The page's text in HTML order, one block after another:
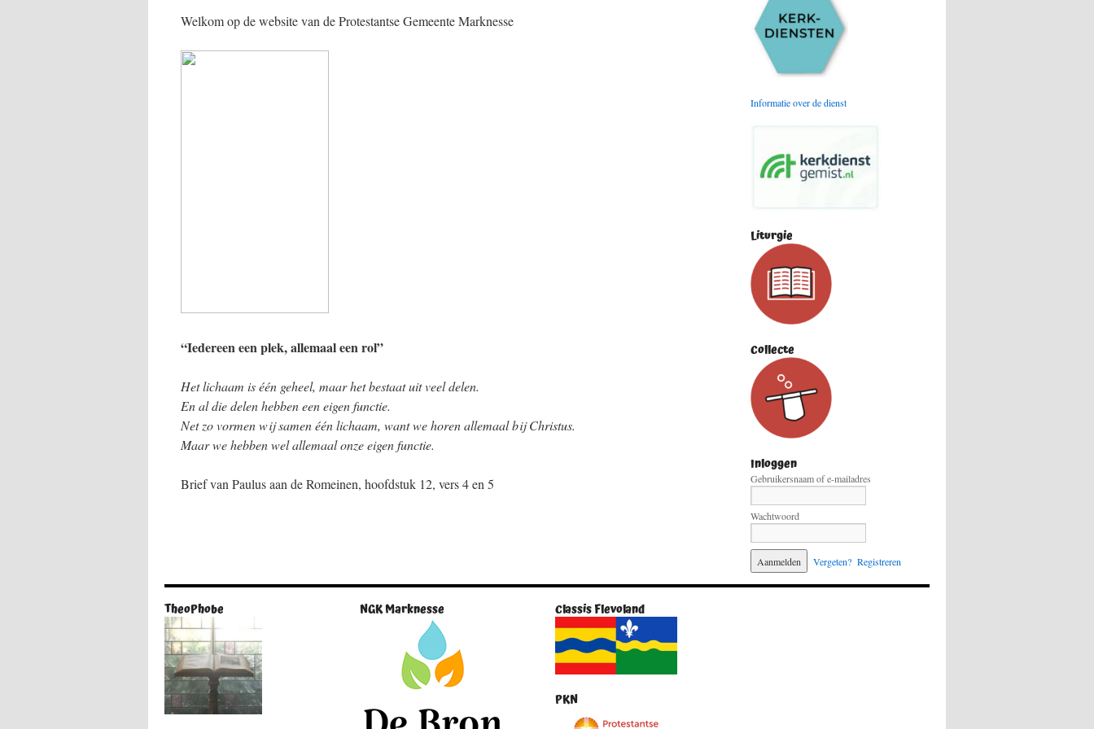
Welkom op de website van de Protestantse Gemeente Marknesse
“Iedereen een plek, allemaal een rol”
Het lichaam is één geheel, maar het bestaat uit veel delen.
En al die delen hebben een eigen functie.
Net zo vormen wij samen één lichaam, want we horen allemaal bij ​Christus.
Maar we hebben wel allemaal onze eigen functie.
Brief van Paulus aan de Romeinen, hoofdstuk 12, vers 4 en 5
Informatie over de dienst
Liturgie
Collecte
Inloggen
Gebruikersnaam of e-mailadres
Wachtwoord
Vergeten? Registreren
TheoPhobe NGK Marknesse Classis Flevoland
PKN